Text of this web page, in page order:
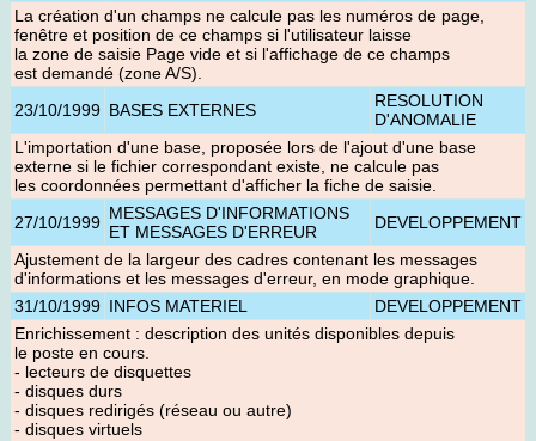
La création d'un champs ne calcule pas les numéros de page,
fenêtre et position de ce champs si l'utilisateur laisse
la zone de saisie Page vide et si l'affichage de ce champs
est demandé (zone A/S).
23/10/1999 BASES EXTERNES
RESOLUTION
D'ANOMALIE
L'importation d'une base, proposée lors de l'ajout d'une base
externe si le fichier correspondant existe, ne calcule pas
les coordonnées permettant d'afficher la fiche de saisie.
27/10/1999 MESSAGES D'INFORMATIONS
ET MESSAGES D'ERREUR
DEVELOPPEMENT
Ajustement de la largeur des cadres contenant les messages
d'informations et les messages d'erreur, en mode graphique.
31/10/1999 INFOS MATERIEL
DEVELOPPEMENT
Enrichissement : description des unités disponibles depuis
le poste en cours.
- lecteurs de disquettes
- disques durs
- disques redirigés (réseau ou autre)
- disques virtuels